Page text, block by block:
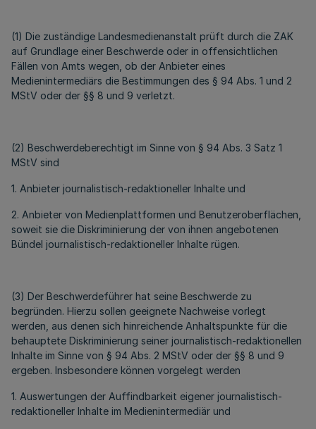
(1) Die zuständige Landesmedienanstalt prüft durch die ZAK
auf Grundlage einer Beschwerde oder in offensichtlichen
Fällen von Amts wegen, ob der Anbieter eines
Medienintermediärs die Bestimmungen des § 94 Abs. 1 und 2
MStV oder der §§ 8 und 9 verletzt.
(2) Beschwerdeberechtigt im Sinne von § 94 Abs. 3 Satz 1
MStV sind
1. Anbieter journalistisch-redaktioneller Inhalte und
2. Anbieter von Medienplattformen und Benutzeroberflächen,
soweit sie die Diskriminierung der von ihnen angebotenen
Bündel journalistisch-redaktioneller Inhalte rügen.
(3) Der Beschwerdeführer hat seine Beschwerde zu
begründen. Hierzu sollen geeignete Nachweise vorlegt
werden, aus denen sich hinreichende Anhaltspunkte für die
behauptete Diskriminierung seiner journalistisch-redaktionellen
Inhalte im Sinne von § 94 Abs. 2 MStV oder der §§ 8 und 9
ergeben. Insbesondere können vorgelegt werden
1. Auswertungen der Auffindbarkeit eigener journalistisch-
redaktioneller Inhalte im Medienintermediär und